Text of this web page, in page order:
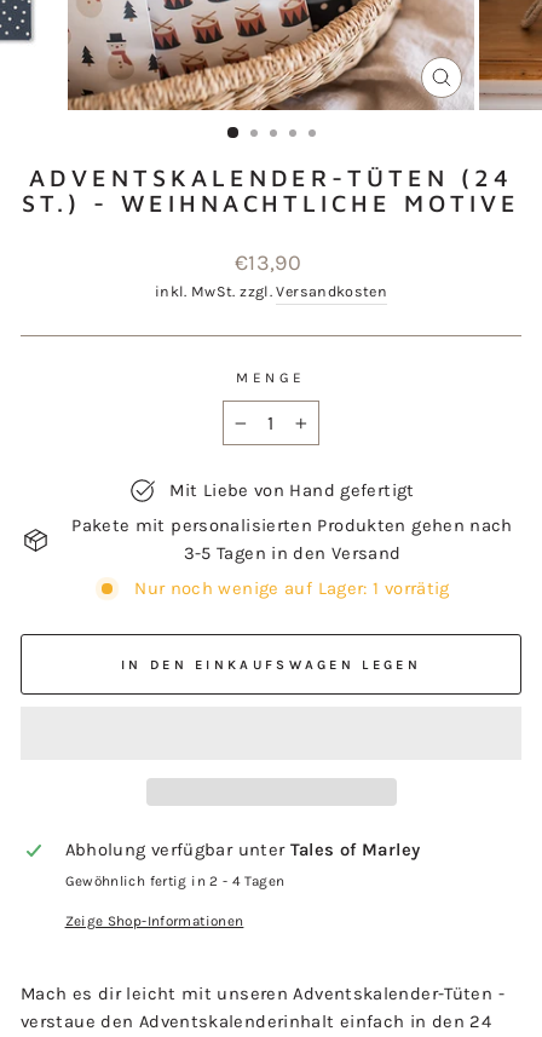
ESC)
ADVENTSKALENDER-TÜTEN (24
ST.) - WEIHNACHTLICHE MOTIVE
Normaler
Preis
€13,90
inkl. MwSt. zzgl.Versandkosten
MENGE
Mit Liebe von Hand gefertigt
Pakete mit personalisierten Produkten gehen nach
3-5 Tagen in den Versand
Nur noch wenige auf Lager: 1 vorrätig
IN DEN EINKAUFSWAGEN LEGEN
Abholung verfügbar unter Tales of Marley
Gewöhnlich fertig in 2 - 4 Tagen
Zeige Shop-Informationen
Mach es dir leicht mit unseren Adventskalender-Tüten -
verstaue den Adventskalenderinhalt einfach in den 24